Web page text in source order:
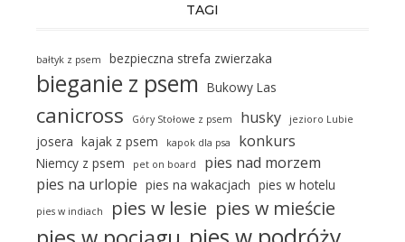
TAGI
bałtyk z psem bezpieczna strefa zwierzaka
bieganie z psem Bukowy Las
canicross Góry Stołowe z psem husky jezioro Lubie
josera kajak z psem kapok dla psa konkurs
Niemcy z psem pet on board
pies nad morzem
pies na urlopie pies na wakacjach pies w hotelu
pies w indiach pies w lesie pies w mieście